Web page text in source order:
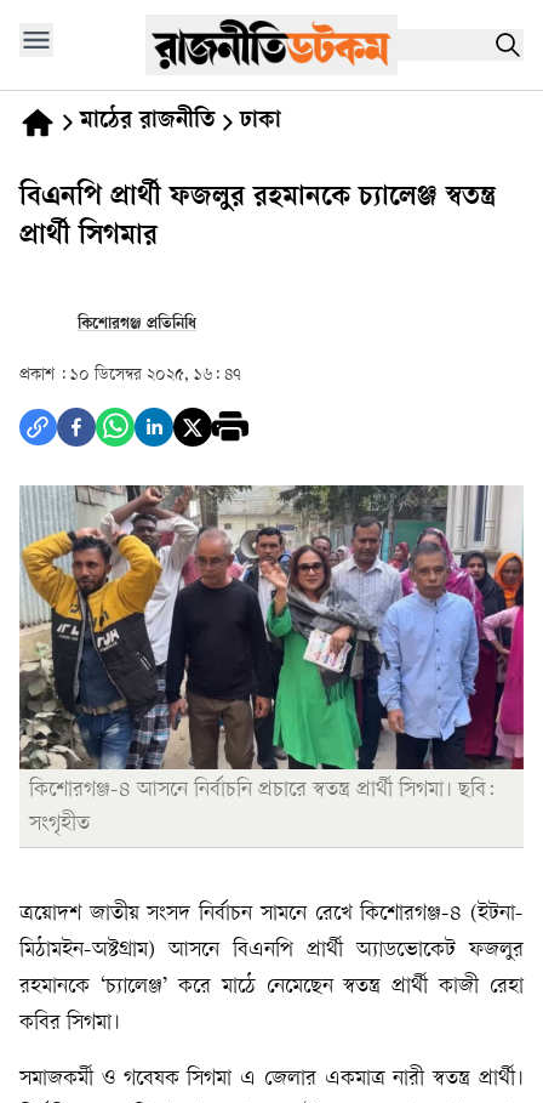
মাঠের রাজনীতি ঢাকা
বিএনপি প্রার্থী ফজলুর রহমানকে চ্যালেঞ্জ স্বতন্ত্র
প্রার্থী সিগমার
কিশোরগঞ্জ প্রতিনিধি
প্রকাশ : ১০ ডিসেম্বর ২০২৫, ১৬: ৪৭
কিশোরগঞ্জ-৪ আসনে নির্বাচনি প্রচারে স্বতন্ত্র প্রার্থী সিগমা। ছবি:
সংগৃহীত
ত্রয়োদশ জাতীয় সংসদ নির্বাচন সামনে রেখে কিশোরগঞ্জ-৪ (ইটনা-
মিঠামইন-অষ্টগ্রাম) আসনে বিএনপি প্রার্থী অ্যাডভোকেট ফজলুর
রহমানকে ‘চ্যালেঞ্জ’ করে মাঠে নেমেছেন স্বতন্ত্র প্রার্থী কাজী রেহা
কবির সিগমা।
সমাজকর্মী ও গবেষক সিগমা এ জেলার একমাত্র নারী স্বতন্ত্র প্রার্থী।